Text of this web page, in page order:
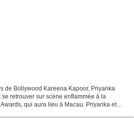
de Bollywood Kareena Kapoor, Priyanka
retrouver sur scène enflammée à la
qui aura lieu à Macau. Priyanka et